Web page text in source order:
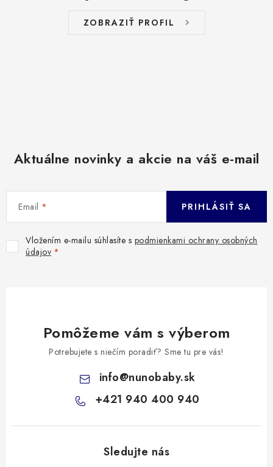
ZOBRAZIŤ PROFIL
Aktuálne novinky a akcie na váš e-mail
Email
Vložením e-mailu súhlasíte s podmienkami ochrany osobných
údajov
PRIHLÁSIŤ SA
Pomôžeme vám s výberom
Potrebujete s niečím poradiť? Sme tu pre vás!
info@nunobaby.sk
+421 940 400 940